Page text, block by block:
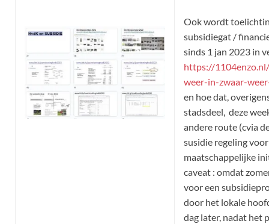
Ook wordt
subsidiegat /
sinds 1 jan 2023 in
https://
weer-in-zwaar-
en hoe dat,
stadsdeel, deze
andere route (cvia
susidie regeling
maatschappelijke
caveat : omdat
voor een
door het lokale
dag later, nadat het